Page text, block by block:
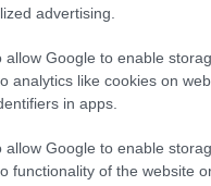
advertising.
allow Google to enable
analytics like cookies on
in apps.
allow Google to enable
functionality of the website
ελεύθερα
από